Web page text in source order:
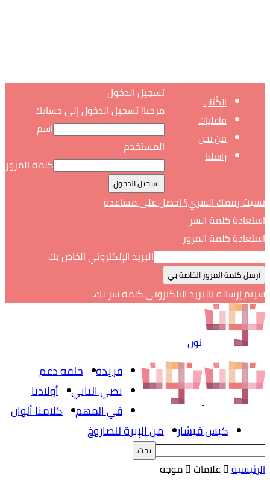
الكُتّاب
فاعليات
من نحن
راسلنا
تسجيل الدخول
مرحبا! تسجيل الدخول إلى حسابك
اسم
المستخدم
كلمة المرور
نسيت رقمك السري؟ احصل على مساعدة
استعادة كلمة السر
استعادة كلمة المرور
البريد الإلكتروني الخاص بك
سيتم إرساله بالبريد الالكتروني كلمة سر لك.
نون
فريدة
حلقة دعم
نصي التاني
أولادنا
في المهم
كلامنا ألوان
كيس فيشار
من الإبرة للصاروخ
الرئيسية علامات موجة